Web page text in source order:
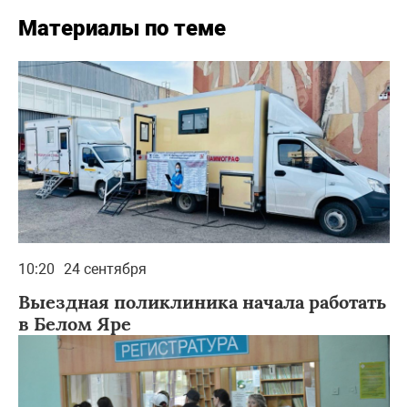
Материалы по теме
10:20 24 сентября
Выездная поликлиника начала работать
в Белом Яре